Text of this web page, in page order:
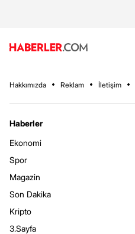
Hakkımızda Reklam İletişim
Haberler
Ekonomi
Spor
Magazin
Son Dakika
Kripto
3.Sayfa